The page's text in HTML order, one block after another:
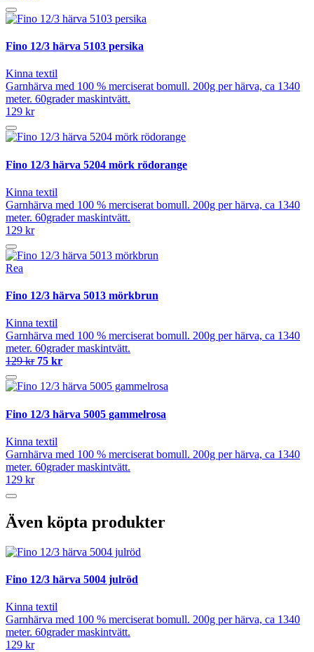
Fino 12/3 härva 5103 persika
Kinna textil
Garnhärva med 100 % merciserat bomull. 200g per härva, ca 1340
meter. 60grader maskintvätt.
129 kr
Fino 12/3 härva 5204 mörk rödorange
Kinna textil
Garnhärva med 100 % merciserat bomull. 200g per härva, ca 1340
meter. 60grader maskintvätt.
129 kr
Rea
Fino 12/3 härva 5013 mörkbrun
Kinna textil
Garnhärva med 100 % merciserat bomull. 200g per härva, ca 1340
meter. 60grader maskintvätt.
129 kr 75 kr
Fino 12/3 härva 5005 gammelrosa
Kinna textil
Garnhärva med 100 % merciserat bomull. 200g per härva, ca 1340
meter. 60grader maskintvätt.
129 kr
Även köpta produkter
Fino 12/3 härva 5004 julröd
Kinna textil
Garnhärva med 100 % merciserat bomull. 200g per härva, ca 1340
meter. 60grader maskintvätt.
129 kr